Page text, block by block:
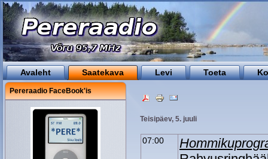
Avaleht Saatekava Levi Toeta
Pereraadio FaceBook'is
Teisipäev, 5. juuli
07:00